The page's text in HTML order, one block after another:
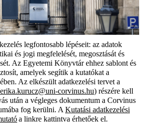
legfontosabb lépéseit: az adatok
és jogi megfelelését, megosztását és
Az Egyetemi Könyvtár ehhez sablont és
amelyek segítik a kutatókat a
Az elkészült adatkezelési tervet a
erika.kurucz@uni-corvinus.hu) részére kell
után a végleges dokumentum a Corvinus
fog kerülni. A Kutatási adatkezelési
a linkre kattintva érhetőek el.